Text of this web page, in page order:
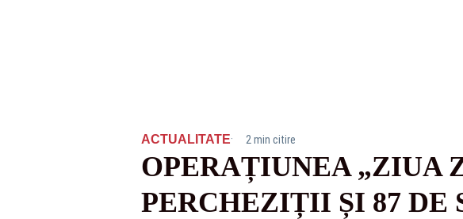
ACTUALITATE· 2 min citire
OPERAȚIUNEA „ZIUA
PERCHEZIȚII ȘI 87 DE